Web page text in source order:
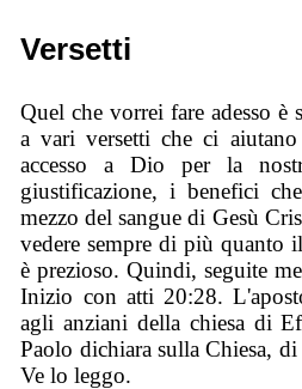
Versetti
Quel che vorrei fare adesso è
a vari versetti che ci
accesso a Dio per la
giustificazione, i benefici
mezzo del sangue di Gesù
vedere sempre di più quanto
è prezioso. Quindi, seguite
Inizio con atti 20:28.
agli anziani della chiesa di
Paolo dichiara sulla Chiesa, di
Ve lo leggo.